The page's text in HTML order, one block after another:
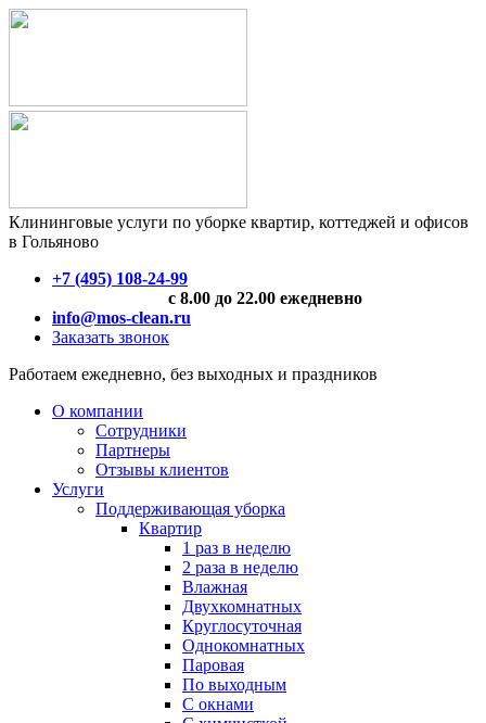
Клининговые услуги по уборке квартир, коттеджей и офисов
в Гольяново
+7 (495) 108-24-99
с 8.00 до 22.00 ежедневно
info@mos-clean.ru
Заказать звонок
Работаем ежедневно, без выходных и праздников
О компании
Сотрудники
Партнеры
Отзывы клиентов
Услуги
Поддерживающая уборка
Квартир
1 раз в неделю
2 раза в неделю
Влажная
Двухкомнатных
Круглосуточная
Однокомнатных
Паровая
По выходным
С окнами